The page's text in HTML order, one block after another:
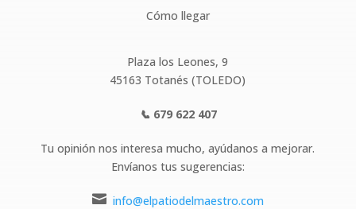
Cómo llegar
Plaza los Leones, 9
45163 Totanés (TOLEDO)
📞 679 622 407
Tu opinión nos interesa mucho, ayúdanos a mejorar.
Envíanos tus sugerencias:
 info@elpatiodelmaestro.com